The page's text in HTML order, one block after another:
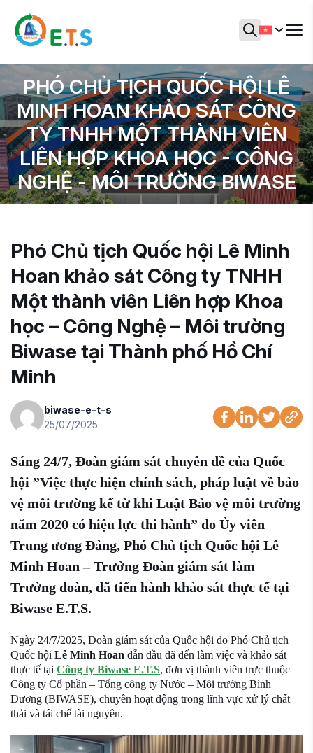
PHÓ CHỦ TỊCH QUỐC HỘI LÊ
MINH HOAN KHẢO SÁT CÔNG
TY TNHH MỘT THÀNH VIÊN
LIÊN HỢP KHOA HỌC - CÔNG
NGHỆ - MÔI TRƯỜNG BIWASE
Phó Chủ tịch Quốc hội Lê Minh
Hoan khảo sát Công ty TNHH
Một thành viên Liên hợp Khoa
học – Công Nghệ – Môi trường
Biwase tại Thành phố Hồ Chí
Minh
biwase-e-t-s
25/07/2025
Sáng 24/7, Đoàn giám sát chuyên đề của Quốc
hội ”Việc thực hiện chính sách, pháp luật về bảo
vệ môi trường kể từ khi Luật Bảo vệ môi trường
năm 2020 có hiệu lực thi hành” do Ủy viên
Trung ương Đảng, Phó Chủ tịch Quốc hội Lê
Minh Hoan – Trưởng Đoàn giám sát làm
Trưởng đoàn, đã tiến hành khảo sát thực tế tại
Biwase E.T.S.
Ngày 24/7/2025, Đoàn giám sát của Quốc hội do Phó Chủ tịch
Quốc hội Lê Minh Hoan dẫn đầu đã đến làm việc và khảo sát
thực tế tại Công ty Biwase E.T.S, đơn vị thành viên trực thuộc
Công ty Cổ phần – Tổng công ty Nước – Môi trường Bình
Dương (BIWASE), chuyên hoạt động trong lĩnh vực xử lý chất
thải và tái chế tài nguyên.